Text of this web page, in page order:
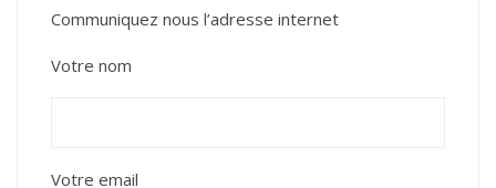
Communiquez nous l’adresse internet
Votre nom
Votre email